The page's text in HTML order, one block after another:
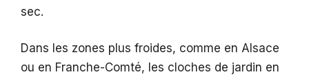
sec.
Dans les zones plus froides, comme en Alsace
ou en Franche-Comté, les cloches de jardin en